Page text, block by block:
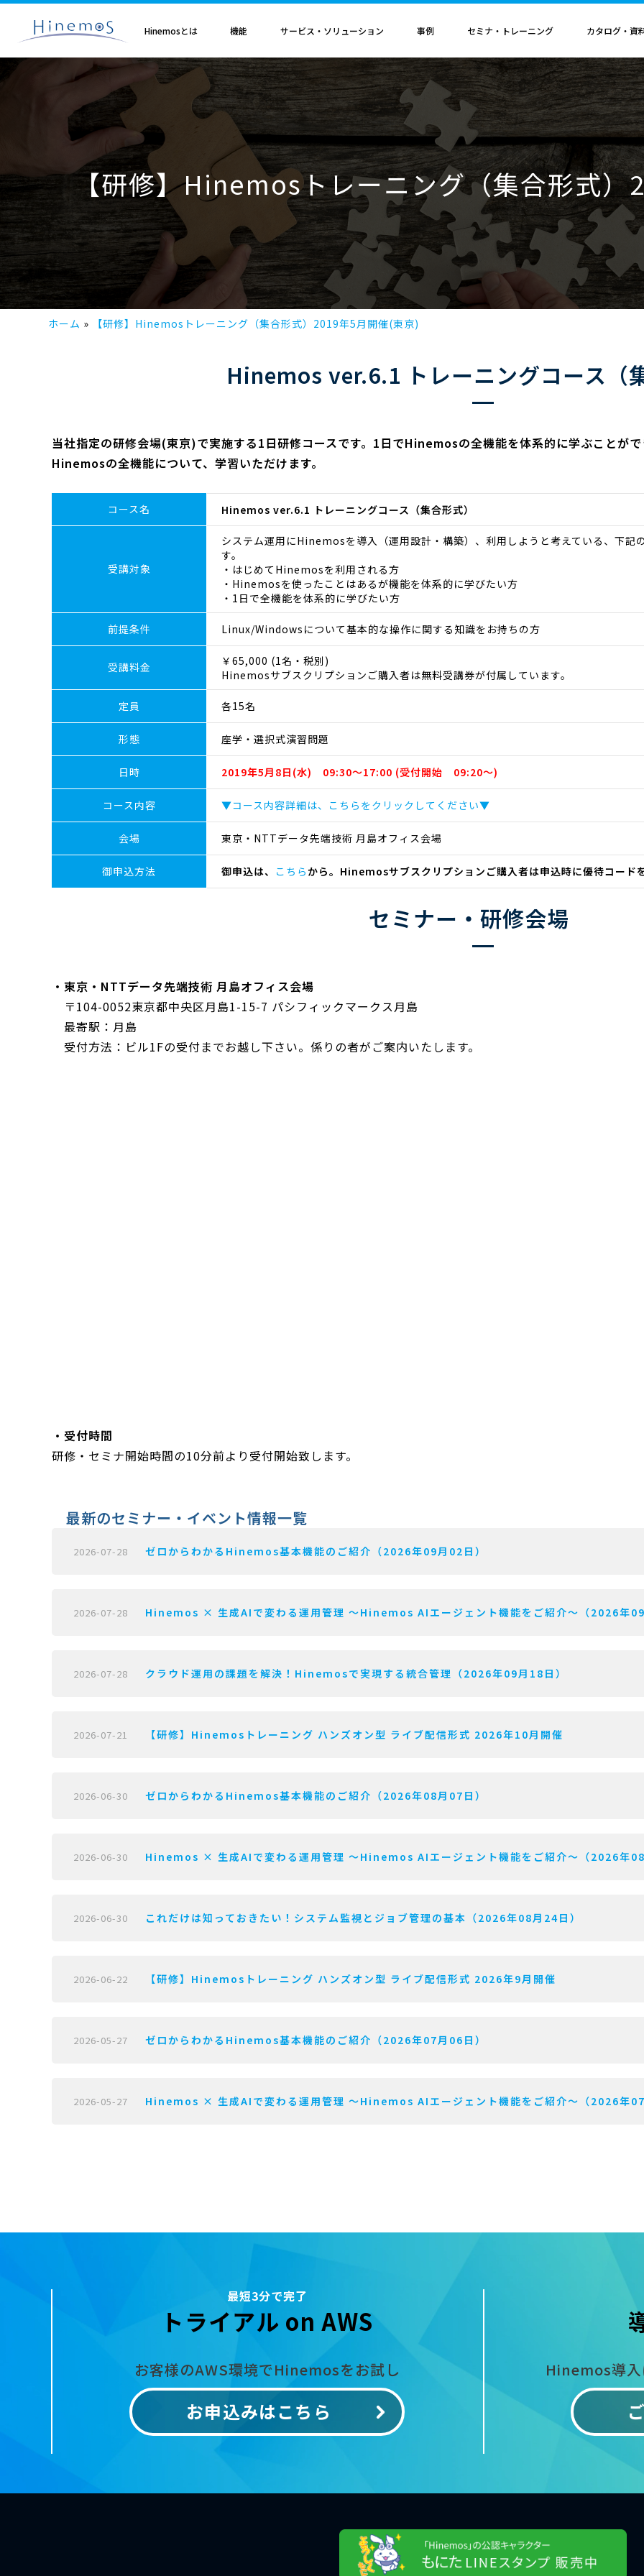
メ
テ
ツ
Hinemosとは
Hinemosとは
歩み・利用実績
Hinemosの利用実績
Hinemosの歩み
導入構成・動作環境
導入構成
動作環境
サポートサイクル
機能
エンタープライズ
クラウド・VM管理
Hinemos メッセージフィルタ
Hineoms インシデントダッシュボード
Hinemos Migration Assistant
Hinemos AIエージェント
オプション
Hinemos ミッションクリティカルオプション
Hinemos セキュリティ ネットワーク診断オプション
Hinemos セキュリティ アプリケーション診断オプション
サービス・ソリューション
サブスクリプション
Hinemosサブスクリプション
サービス
導入設計・構築支援サービス
Hinemosプロフェッショナル QAサービス
バージョンアップ支援サービス
データコンバートサービス
レポートカスタマイズサービス
他製品からの移行サービス
Hinemos インシデントダッシュボード テーブルカスタマイズサービス
Hinemosメッセージフィルタ 導入支援サービス
AI基盤による 異常検知支援サービス
ソリューション
SAP連携ソリューション
SAP HANA運用管理ソリューション
事例
電気・ガス業 電気機器
金融・保険業 サービス業
教育、学習支援業 官公庁・自治体
NTTデータ事例 事例紹介インタビュー資料（PDF）
セミナ・トレーニング
Hinemosセミナ
Hinemos World 2026
Hinemosソリューションセミナ2026
Hinemos World 2025
Hinemosソリューションセミナ2025
トレーニング・技術者認定
Hinemosトレーニング
技術者認定プログラム
カレンダ
Hinemosイベントカレンダ
カタログ・資
クラウド運用特集
製品移行特集
ITSM特集
セキュリティ運用特集
監視特集
ログ管理特集
基盤設定の自動化特集
APM特集
RBA特集
技術情報
Hinemos技術情報
外部サイト公開記事・書籍
記事
Hinemos記事
IT運用管理コラム
Hinemosアライアンス
Hinemosアライアンスとは
Hinemosアライアンス一覧
取扱店
Hinemos取扱企業一覧
【研修】Hinemosトレーニング（集合形式）
ホーム 【研修】Hinemosトレーニング（集合形式）2019年5月開催(東京)
Hinemos ver.6.1 トレーニングコース（
当社指定の研修会場(東京)で実施する1日研修コースです。1日でHinemosの全機能を体系的に学ぶことが
Hinemosの全機能について、学習いただけます。
コース名 Hinemos ver.6.1 トレーニングコース（集合形式）
受講対象
システム運用にHinemosを導入（運用設計・構築）、利用しようと考えている、下記
す。
・はじめてHinemosを利用される方
・Hinemosを使ったことはあるが機能を体系的に学びたい方
・1日で全機能を体系的に学びたい方
前提条件 Linux/Windowsについて基本的な操作に関する知識をお持ちの方
受講料金
￥65,000 (1名・税別)
Hinemosサブスクリプションご購入者は無料受講券が付属しています。
定員 各15名
形態 座学・選択式演習問題
日時 2019年5月8日(水) 09:30～17:00 (受付開始 09:20～)
コース内容 ▼コース内容詳細は、こちらをクリックしてください▼
会場 東京・NTTデータ先端技術 月島オフィス会場
御申込方法 御申込は、 こちらから。Hinemosサブスクリプションご購入者は申込時に優待コード
セミナー・研修会場
・東京・NTTデータ先端技術 月島オフィス会場
〒104-0052東京都中央区月島1-15-7 パシフィックマークス月島
最寄駅：月島
受付方法：ビル1Fの受付までお越し下さい。係りの者がご案内いたします。
・受付時間
研修・セミナ開始時間の10分前より受付開始致します。
最新のセミナー・イベント情報一覧
2026-07-28 ゼロからわかるHinemos基本機能のご紹介（2026年09月02日）
2026-07-28 Hinemos × 生成AIで変わる運用管理 〜Hinemos AIエージェント機能をご紹介〜（2026年09
2026-07-28 クラウド運用の課題を解決！Hinemosで実現する統合管理（2026年09月18日）
2026-07-21 【研修】Hinemosトレーニング ハンズオン型 ライブ配信形式 2026年10月開催
2026-06-30 ゼロからわかるHinemos基本機能のご紹介（2026年08月07日）
2026-06-30 Hinemos × 生成AIで変わる運用管理 〜Hinemos AIエージェント機能をご紹介〜（2026年08
2026-06-30 これだけは知っておきたい！システム監視とジョブ管理の基本（2026年08月24日）
2026-06-22 【研修】Hinemosトレーニング ハンズオン型 ライブ配信形式 2026年9月開催
2026-05-27 ゼロからわかるHinemos基本機能のご紹介（2026年07月06日）
2026-05-27 Hinemos × 生成AIで変わる運用管理 〜Hinemos AIエージェント機能をご紹介〜（2026年07
最短3分で完了
トライアル on AWS
お客様のAWS環境でHinemosをお試し
お申込みはこちら
Hinemos導入